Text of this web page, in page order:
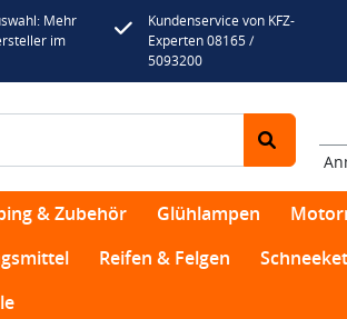
Mehr
im
Kundenservice von KFZ-
Experten 08165 /
5093200
& Zubehör Glühlampen
Reifen & Felgen